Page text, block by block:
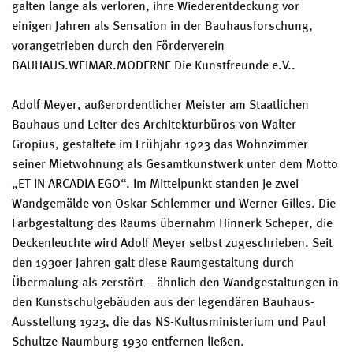
galten lange als verloren, ihre Wiederentdeckung vor
einigen Jahren als Sensation in der Bauhausforschung,
vorangetrieben durch den Förderverein
BAUHAUS.WEIMAR.MODERNE Die Kunstfreunde e.V..
Adolf Meyer, außerordentlicher Meister am Staatlichen
Bauhaus und Leiter des Architekturbüros von Walter
Gropius, gestaltete im Frühjahr 1923 das Wohnzimmer
seiner Mietwohnung als Gesamtkunstwerk unter dem Motto
„ET IN ARCADIA EGO“. Im Mittelpunkt standen je zwei
Wandgemälde von Oskar Schlemmer und Werner Gilles. Die
Farbgestaltung des Raums übernahm Hinnerk Scheper, die
Deckenleuchte wird Adolf Meyer selbst zugeschrieben. Seit
den 1930er Jahren galt diese Raumgestaltung durch
Übermalung als zerstört – ähnlich den Wandgestaltungen in
den Kunstschulgebäuden aus der legendären Bauhaus-
Ausstellung 1923, die das NS-Kultusministerium und Paul
Schultze-Naumburg 1930 entfernen ließen.